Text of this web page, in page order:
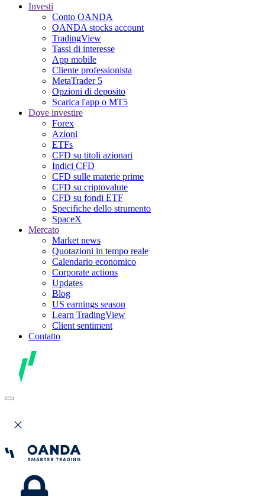
Investi
Conto OANDA
OANDA stocks account
TradingView
Tassi di interesse
App mobile
Cliente professionista
MetaTrader 5
Opzioni di deposito
Scarica l'app o MT5
Dove investire
Forex
Azioni
ETFs
CFD su titoli azionari
Indici CFD
CFD sulle materie prime
CFD su criptovalute
CFD su fondi ETF
Specifiche dello strumento
SpaceX
Mercato
Market news
Quotazioni in tempo reale
Calendario economico
Corporate actions
Updates
Blog
US earnings season
Learn TradingView
Client sentiment
Contatto